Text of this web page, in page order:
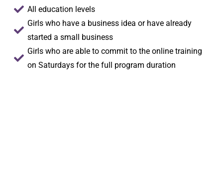
All education levels
Girls who have a business idea or have already
started a small business
Girls who are able to commit to the online training
on Saturdays for the full program duration